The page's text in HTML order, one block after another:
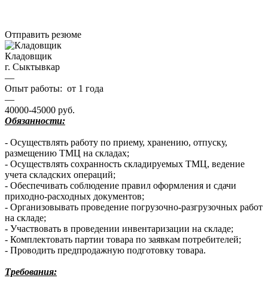
Отправить резюме
Кладовщик
г. Сыктывкар
—
Опыт работы: от 1 года
—
40000-45000 руб.
Обязанности:
- Осуществлять работу по приему, хранению, отпуску,
размещению ТМЦ на складах;
- Осуществлять сохранность складируемых ТМЦ, ведение
учета складских операций;
- Обеспечивать соблюдение правил оформления и сдачи
приходно-расходных документов;
- Организовывать проведение погрузочно-разгрузочных работ
на складе;
- Участвовать в проведении инвентаризации на складе;
- Комплектовать партии товара по заявкам потребителей;
- Проводить предпродажную подготовку товара.
Требования: